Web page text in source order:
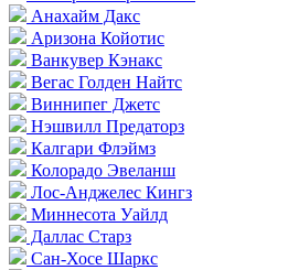
Анахайм Дакс
Аризона Койотис
Ванкувер Кэнакс
Вегас Голден Найтс
Виннипег Джетс
Нэшвилл Предаторз
Калгари Флэймз
Колорадо Эвеланш
Лос-Анджелес Кингз
Миннесота Уайлд
Даллас Старз
Сан-Хосе Шаркс